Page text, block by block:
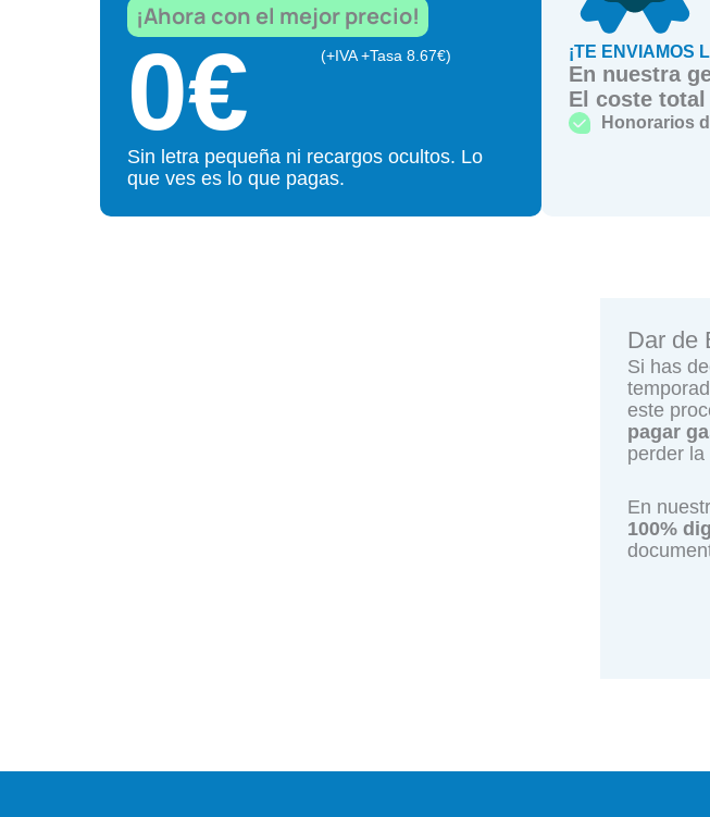
¡Ahora con el mejor precio!
(+IVA +Tasa 8.67€)
0€
Sin letra pequeña ni recargos ocultos. Lo
que ves es lo que pagas.
¡TE ENVIAMOS
En nuestra
El coste
Honorarios
Dar de
Si has
este
pagar
perder
En
100%